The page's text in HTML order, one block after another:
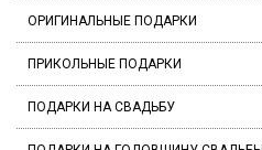
ОРИГИНАЛЬНЫЕ ПОДАРКИ
ПРИКОЛЬНЫЕ ПОДАРКИ
ПОДАРКИ НА СВАДЬБУ